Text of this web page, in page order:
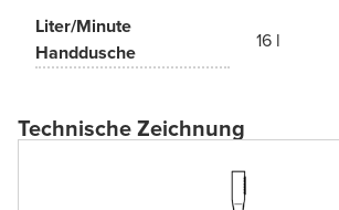
Liter/Minute
Handdusche
16 l
Technische Zeichnung